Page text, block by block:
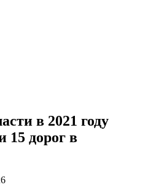
в 2021 году
15 дорог в